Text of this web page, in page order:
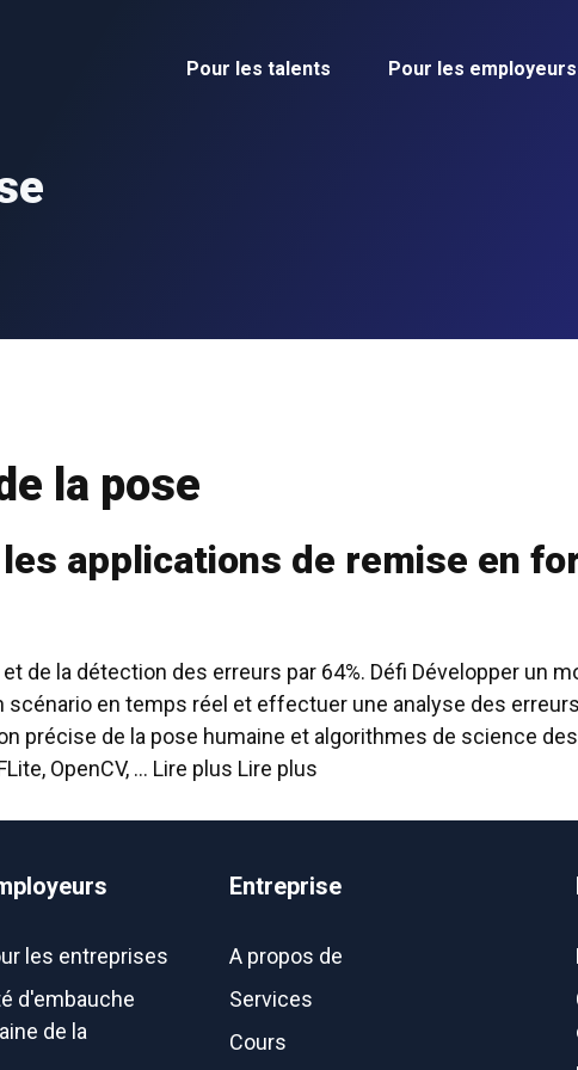
Pour les talents Pour les employeurs
la pose
applications de remise en
de la détection des erreurs par 64%. Défi Développer un
en temps réel et effectuer une analyse des
précise de la pose humaine et algorithmes de science
OpenCV, ... Lire plus Lire plus
les entreprises
d'embauche
de la
Entreprise
A propos de
Services
Cours